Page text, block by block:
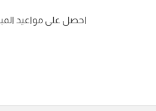
احصل على مواعيد